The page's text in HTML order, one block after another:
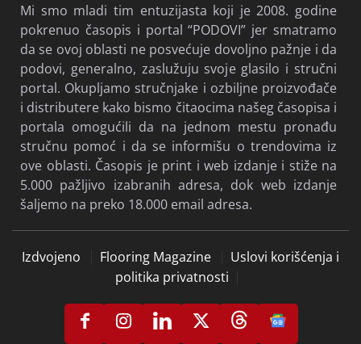
Mi smo mladi tim entuzijasta koji je 2008. godine
pokrenuo časopis i portal “PODOVI” jer smatramo
da se ovoj oblasti ne posvećuje dovoljno pažnje i da
podovi, generalno, zaslužuju svoje glasilo i stručni
portal. Okupljamo stručnjake i ozbiljne proizvođače
i distributere kako bismo čitaocima našeg časopisa i
portala omogućili da na jednom mestu pronađu
stručnu pomoć i da se informišu o trendovima iz
ove oblasti. Časopis je print i web izdanje i stiže na
5.000 pažljivo izabranih adresa, dok web izdanje
šaljemo na preko 18.000 email adresa.
Izdvojeno Flooring Magazine
Uslovi korišćenja i
politika privatnosti